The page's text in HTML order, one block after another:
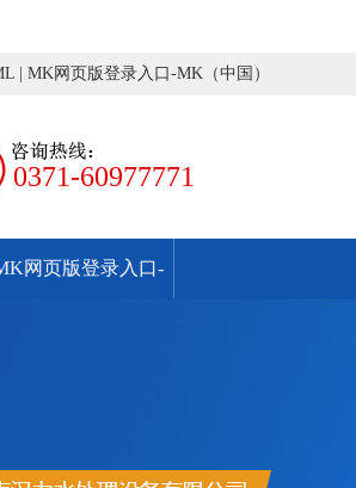
MK网页版登录入口-MK（中国）
0371-60977771
网页版登录入口-